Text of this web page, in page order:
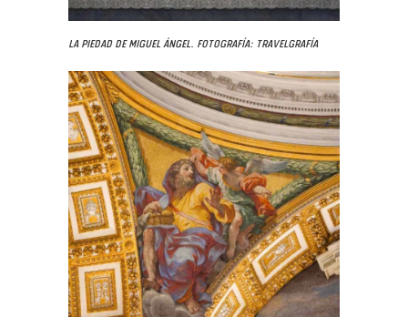
La Piedad de Miguel Ángel. Fotografía: Travelgrafía